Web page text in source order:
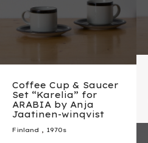
Coffee Cup & Saucer
Set “Karelia” for
ARABIA by Anja
Jaatinen-winqvist
Finland , 1970s